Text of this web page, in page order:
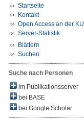
Startseite
Kontakt
Open Access an der KU
Server-Statistik
Blättern
Suchen
Suche nach Personen
im Publikationsserver
bei BASE
bei Google Scholar